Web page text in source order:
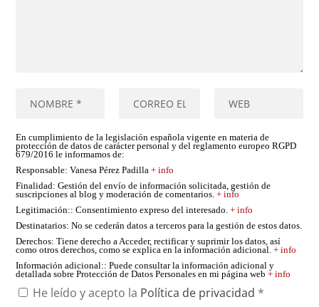
En cumplimiento de la legislación española vigente en materia de
protección de datos de carácter personal y del reglamento europeo RGPD
679/2016 le informamos de:
Responsable: Vanesa Pérez Padilla+ info
Finalidad: Gestión del envío de información solicitada, gestión de
suscripciones al blog y moderación de comentarios.+ info
Legitimación:: Consentimiento expreso del interesado.+ info
Destinatarios: No se cederán datos a terceros para la gestión de estos datos.
Derechos: Tiene derecho a Acceder, rectificar y suprimir los datos, así
como otros derechos, como se explica en la información adicional.+ info
Información adicional:: Puede consultar la información adicional y
detallada sobre Protección de Datos Personales en mi página web+ info
He leído y acepto la Política de privacidad *